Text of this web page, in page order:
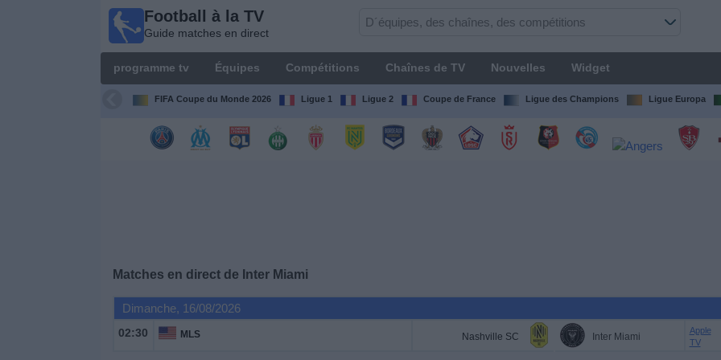
Football à la TV
Guide matches en direct
programme tv Équipes Compétitions Chaînes de TV Nouvelles Widget
FIFA Coupe du Monde 2026 Ligue 1 Ligue 2 Coupe de France Ligue des Champions Ligue Europa
Matches en direct de Inter Miami
Dimanche, 16/08/2026
02:30 MLS Nashville SC Inter Miami
Apple
TV